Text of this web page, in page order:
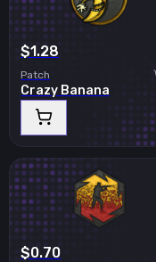
$1.28
Patch
Crazy Banana
$0.70